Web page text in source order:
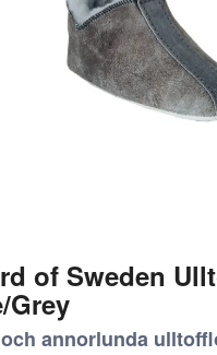
of Sweden
Grey
annorlunda